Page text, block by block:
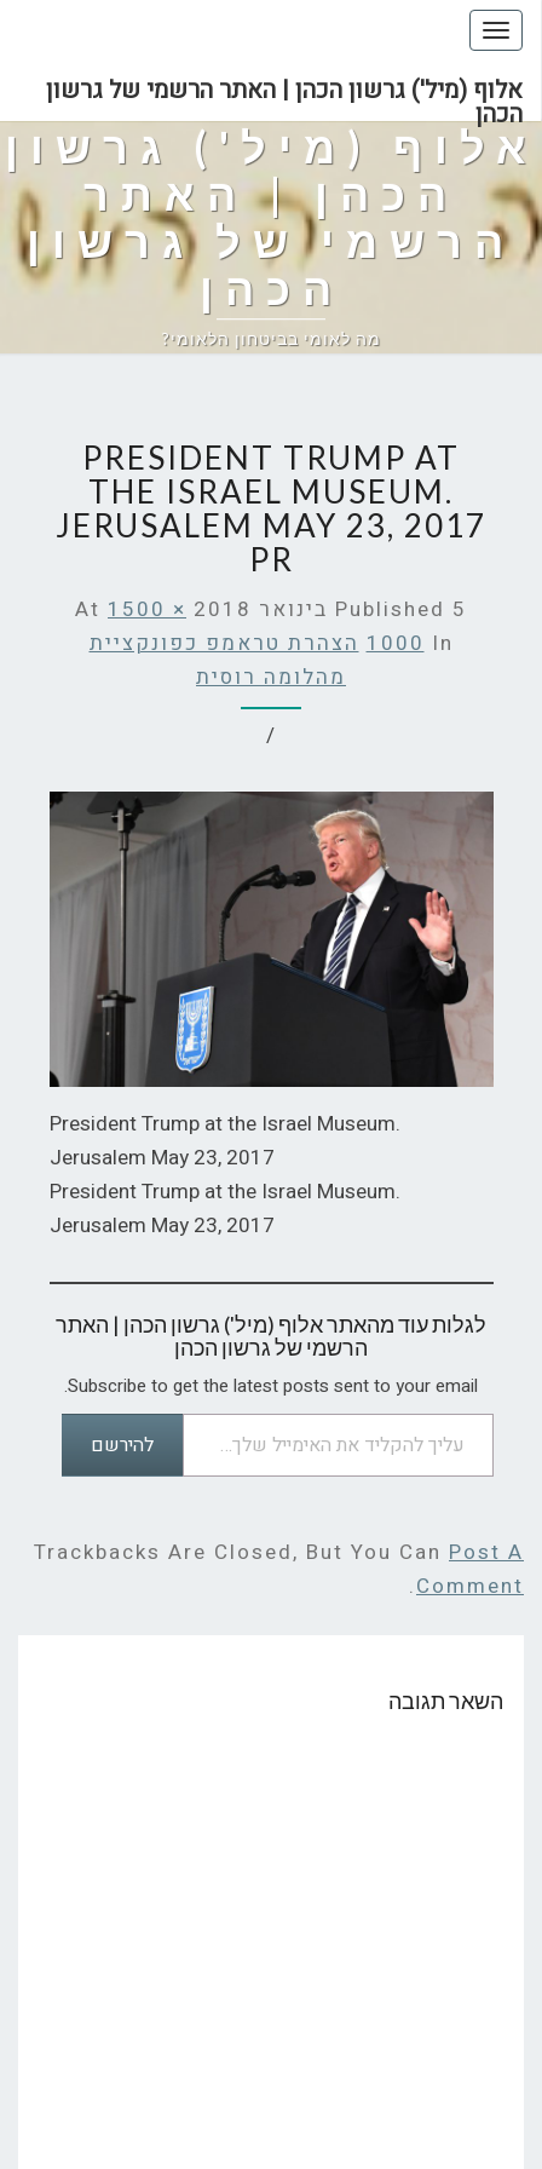
Toggle
navigation
אלוף (מיל') גרשון הכהן | האתר הרשמי של גרשון
הכהן
אלוף (מיל') גרשון
הכהן | האתר
הרשמי של גרשון
הכהן
מה לאומי בביטחון הלאומי?
PRESIDENT TRUMP AT
THE ISRAEL MUSEUM.
JERUSALEM MAY 23, 2017
PR
Published 5 בינואר 2018
1500 ×
1000 In
הצהרת טראמפ כפונקציית
מהלומה רוסית
/
President Trump at the Israel Museum.
Jerusalem May 23, 2017
President Trump at the Israel Museum.
Jerusalem May 23, 2017
לגלות עוד מהאתר אלוף (מיל') גרשון הכהן | האתר
הרשמי של גרשון הכהן
Subscribe to get the latest posts sent to your email.
עליך להקליד את האימייל שלך…
להירשם
Trackbacks Are Closed, But You CanPost A
Comment
.
השאר תגובה